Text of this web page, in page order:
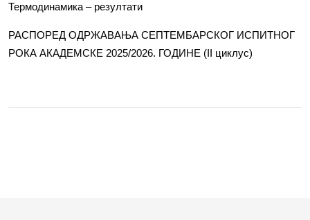
Термодинамика – резултати
РАСПОРЕД ОДРЖАВАЊА СЕПТЕМБАРСКОГ ИСПИТНОГ
РОКА АКАДЕМСКЕ 2025/2026. ГОДИНЕ (II циклус)